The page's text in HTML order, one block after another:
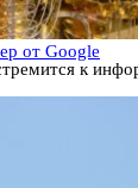
от Google
к